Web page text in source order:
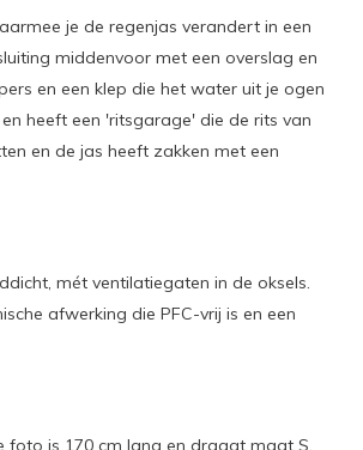
je de regenjas verandert in een
middenvoor met een overslag en
en een klep die het water uit je ogen
heeft een 'ritsgarage' die de rits van
en de jas heeft zakken met een
mét ventilatiegaten in de oksels.
afwerking die PFC-vrij is en een
foto is 170 cm lang en draagt maat S,